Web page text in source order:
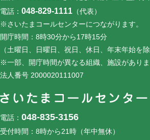
電話： 048-829-1111 （代表）
※さいたまコールセンターにつながります。
開庁時間：8時30分から17時15分
（土曜日、日曜日、祝日、休日、年末年始を除
※一部、開庁時間が異なる組織、施設がありま
法人番号 2000020111007
電話： 048-835-3156
受付時間：8時から21時（年中無休）